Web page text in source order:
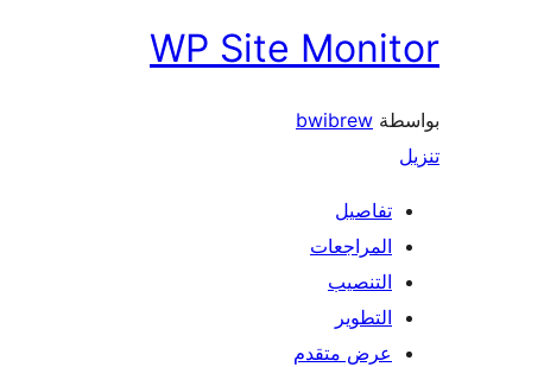
WP Site Monitor
بواسطة bwibrew
تنزيل
تفاصيل
المراجعات
التنصيب
التطوير
عرض متقدم